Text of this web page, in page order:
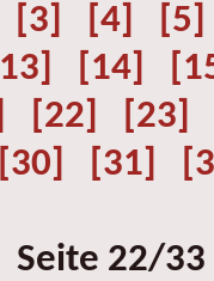
[3] [4]
[5]
[13] [14]
[22]
[23]
[30] [31]
Seite 22/33